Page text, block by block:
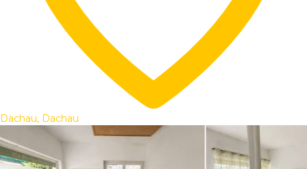
Dachau, Dachau